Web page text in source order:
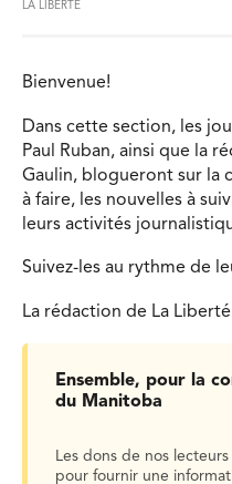
LA LIBERTÉ
Bienvenue!
Dans cette section, les
Paul Ruban, ainsi que la
Gaulin, blogueront sur la
à faire, les nouvelles à
leurs activités
Suivez-les au rythme de
La rédaction de La Liberté
Ensemble, pour la
du Manitoba
Les dons de nos
pour fournir une